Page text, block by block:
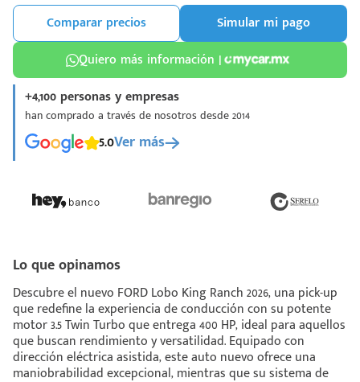
Lo que opinamos
Descubre el nuevo FORD Lobo King Ranch 2026, una pick-up
que redefine la experiencia de conducción con su potente
motor 3.5 Twin Turbo que entrega 400 HP, ideal para aquellos
que buscan rendimiento y versatilidad. Equipado con
dirección eléctrica asistida, este auto nuevo ofrece una
maniobrabilidad excepcional, mientras que su sistema de
Comparar precios
Simular mi pago
Quiero más información |
+4,100 personas y empresas
han comprado a través de nosotros desde 2014
5.0Ver más
¡Espera!
enviar tu cotización
conozcas nuestro
asesor te guiará